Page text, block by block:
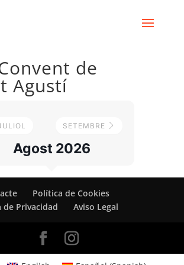
de
Agustí
Agost 2026
SETEMBRE
Política de Cookies
de Privacidad
Aviso Legal